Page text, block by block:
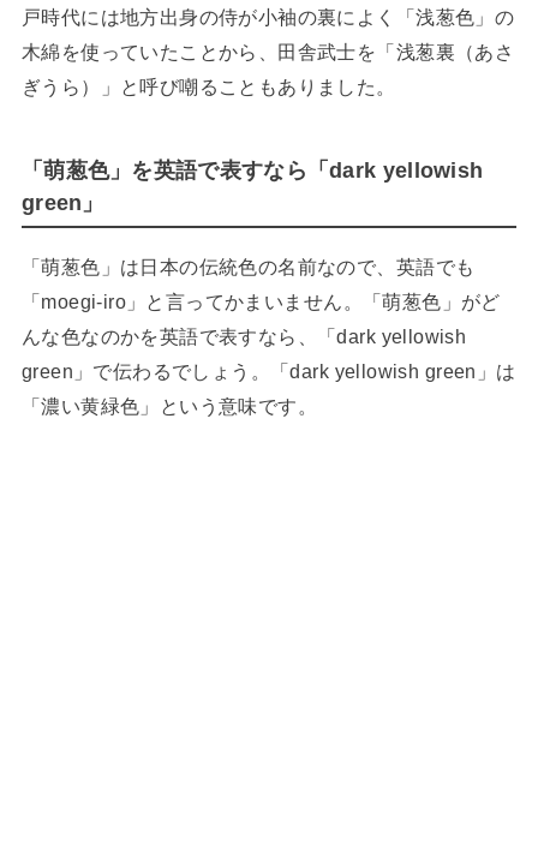
戸時代には地方出身の侍が小袖の裏によく「浅葱色」の
木綿を使っていたことから、田舎武士を「浅葱裏（あさ
ぎうら）」と呼び嘲ることもありました。
「萌葱色」を英語で表すなら「dark yellowish
green」
「萌葱色」は日本の伝統色の名前なので、英語でも
「moegi-iro」と言ってかまいません。「萌葱色」がど
んな色なのかを英語で表すなら、「dark yellowish
green」で伝わるでしょう。「dark yellowish green」は
「濃い黄緑色」という意味です。